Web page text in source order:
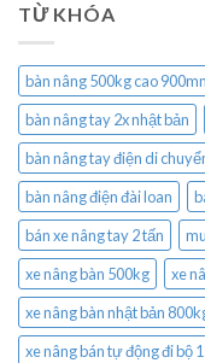
TỪ KHÓA
bàn nâng 500kg cao
bàn nâng tay 2x nhật bản
bàn nâng tay điện di
bàn nâng điện đài loan
bán xe nâng tay 2 tấn
xe nâng bàn 500kg
xe
xe nâng bàn nhật bản
xe nâng bán tự động đi bộ